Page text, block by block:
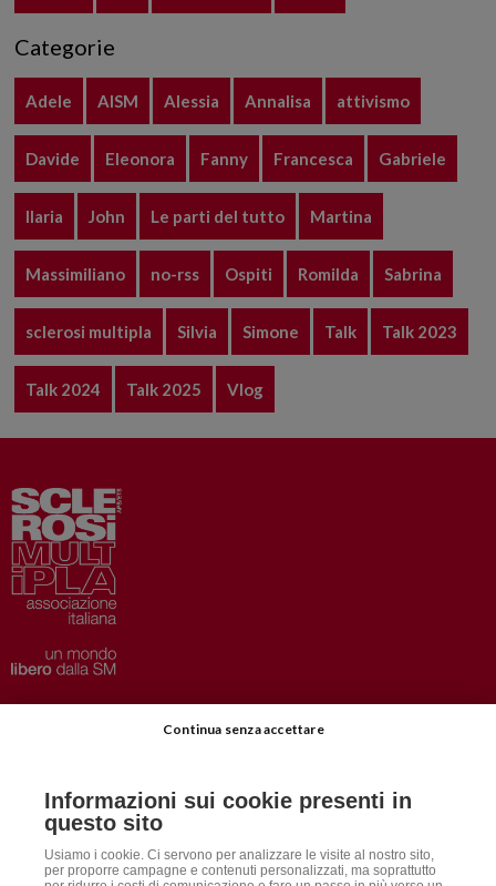
Categorie
Adele AISM Alessia Annalisa attivismo
Davide Eleonora Fanny Francesca Gabriele
Ilaria John Le parti del tutto Martina
Massimiliano no-rss Ospiti Romilda Sabrina
sclerosi multipla Silvia Simone Talk Talk 2023
Talk 2024 Talk 2025 Vlog
Privacy–Disclaimer
Iscriviti alla Newsletter
Dichiarazione accessibilità
Informazioni sui cookie presenti in
questo sito
Usiamo i cookie. Ci servono per analizzare le visite al nostro sito,
per proporre campagne e contenuti personalizzati, ma soprattutto
Continua senza accettare